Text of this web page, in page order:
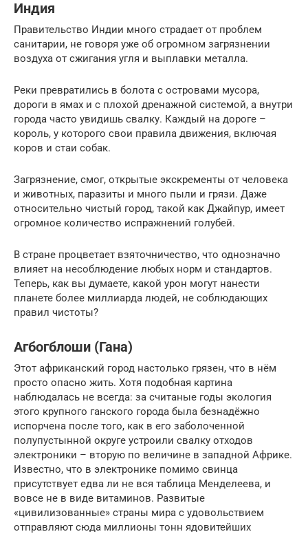
Индия
Правительство Индии много страдает от проблем
санитарии, не говоря уже об огромном загрязнении
воздуха от сжигания угля и выплавки металла.
Реки превратились в болота с островами мусора,
дороги в ямах и с плохой дренажной системой, а внутри
города часто увидишь свалку. Каждый на дороге –
король, у которого свои правила движения, включая
коров и стаи собак.
Загрязнение, смог, открытые экскременты от человека
и животных, паразиты и много пыли и грязи. Даже
относительно чистый город, такой как Джайпур, имеет
огромное количество испражнений голубей.
В стране процветает взяточничество, что однозначно
влияет на несоблюдение любых норм и стандартов.
Теперь, как вы думаете, какой урон могут нанести
планете более миллиарда людей, не соблюдающих
правил чистоты?
Агбогблоши (Гана)
Этот африканский город настолько грязен, что в нём
просто опасно жить. Хотя подобная картина
наблюдалась не всегда: за считаные годы экология
этого крупного ганского города была безнадёжно
испорчена после того, как в его заболоченной
полупустынной округе устроили свалку отходов
электроники – вторую по величине в западной Африке.
Известно, что в электронике помимо свинца
присутствует едва ли не вся таблица Менделеева, и
вовсе не в виде витаминов. Развитые
«цивилизованные» страны мира с удовольствием
отправляют сюда миллионы тонн ядовитейших